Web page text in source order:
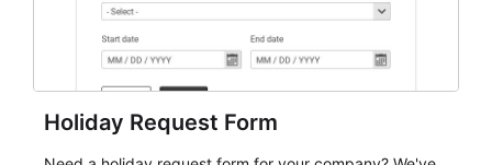
Holiday Request Form